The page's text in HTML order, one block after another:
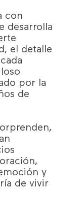
con
desarrolla
el detalle
por la
de
y
de vivir